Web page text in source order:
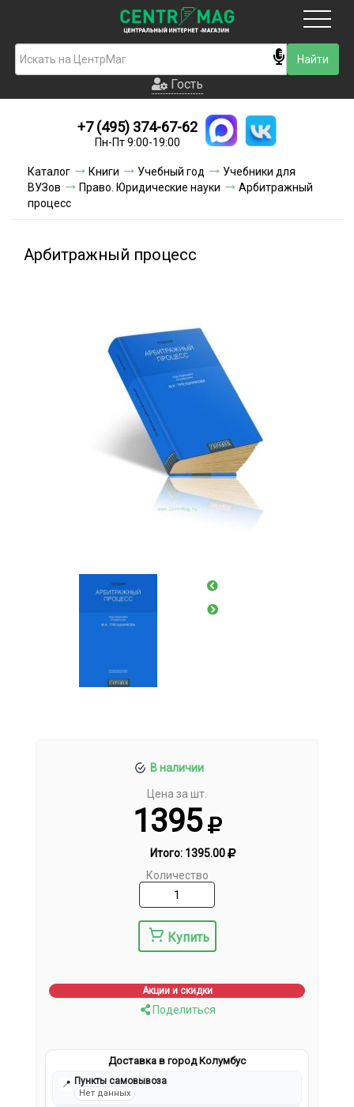
Гость
Новинки
Условия доставки
Гость
+7 (495) 374-67-62
Пн-Пт 9:00-19:00
Каталог Книги Учебный год
Учебники для
ВУЗов
Право. Юридические науки
Арбитражный
процесс
Арбитражный процесс
В наличии
Цена за шт.
1395
Итого: 1395.00
Количество
Купить
Акции и скидки
Поделиться
Доставка в город Колумбус
📍 Пункты самовывоза
Нет данных